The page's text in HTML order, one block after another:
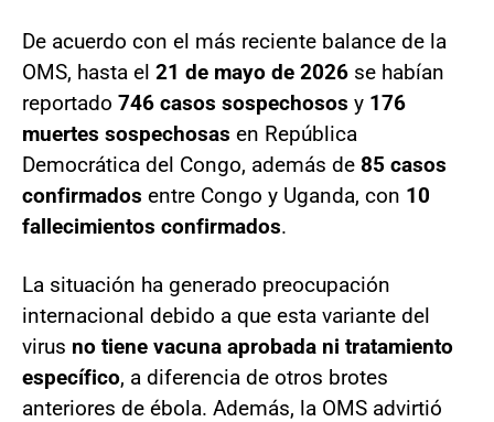
De acuerdo con el más reciente balance de la
OMS, hasta el 21 de mayo de 2026 se habían
reportado 746 casos sospechosos y 176
muertes sospechosas en República
Democrática del Congo, además de 85 casos
confirmados entre Congo y Uganda, con 10
fallecimientos confirmados.
La situación ha generado preocupación
internacional debido a que esta variante del
virus no tiene vacuna aprobada ni tratamiento
específico, a diferencia de otros brotes
anteriores de ébola. Además, la OMS advirtió